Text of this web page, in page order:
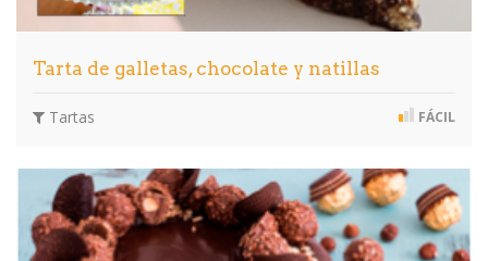
Tarta de galletas, chocolate y natillas
Tartas FÁCIL